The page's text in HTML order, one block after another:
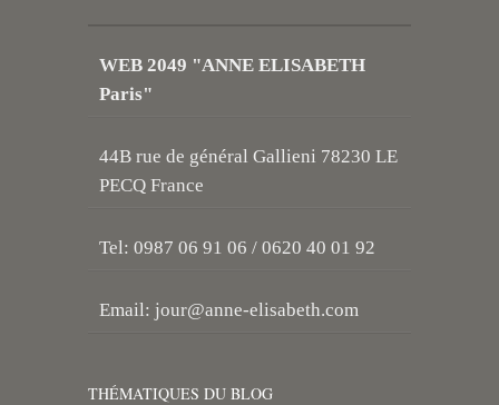
WEB 2049 "ANNE ELISABETH
Paris"
44B rue de général Gallieni 78230 LE
PECQ France
Tel: 0987 06 91 06 / 0620 40 01 92
Email: jour@anne-elisabeth.com
THÉMATIQUES DU BLOG